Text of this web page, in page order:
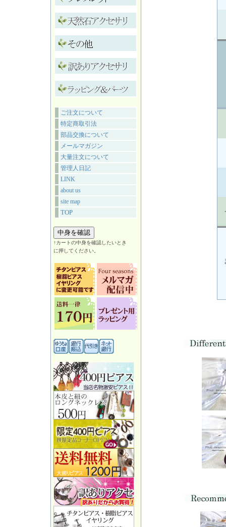
ご注文について
特定商取引法
部品交換について
メールマガジン
大量注文について
管理人日記
LINK
about us
site map
TOP
↑カートの中身を確認したいとき
に押してください。